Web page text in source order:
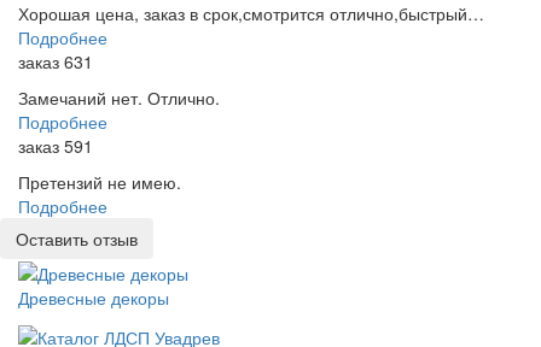
Хорошая цена, заказ в срок,смотрится отлично,быстрый…
Подробнее
заказ 631
Замечаний нет. Отлично.
Подробнее
заказ 591
Претензий не имею.
Подробнее
Оставить отзыв
Древесные декоры